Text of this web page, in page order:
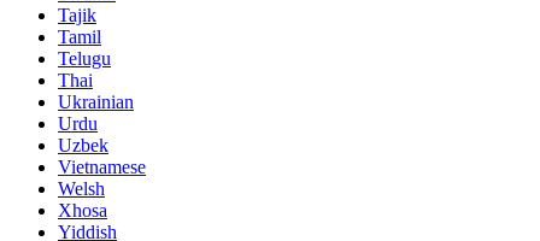
Tajik
Tamil
Telugu
Thai
Ukrainian
Urdu
Uzbek
Vietnamese
Welsh
Xhosa
Yiddish